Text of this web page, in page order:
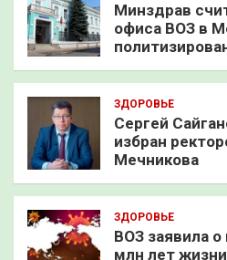
Минздрав
офиса ВОЗ в
ЗДОРОВЬЕ
Сергей
избран
Мечникова
ЗДОРОВЬЕ
ВОЗ заявила
млн лет жизни